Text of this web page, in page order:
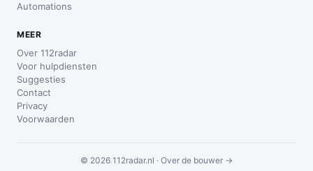
Automations
MEER
Over 112radar
Voor hulpdiensten
Suggesties
Contact
Privacy
Voorwaarden
© 2026 112radar.nl · Over de bouwer →